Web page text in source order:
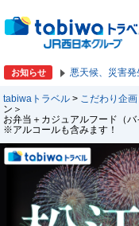
お知らせ 悪天候、災害
tabiwaトラベル > こだわり企画
ン＞
お弁当＋カジュアルフード（
※アルコールも含みます！